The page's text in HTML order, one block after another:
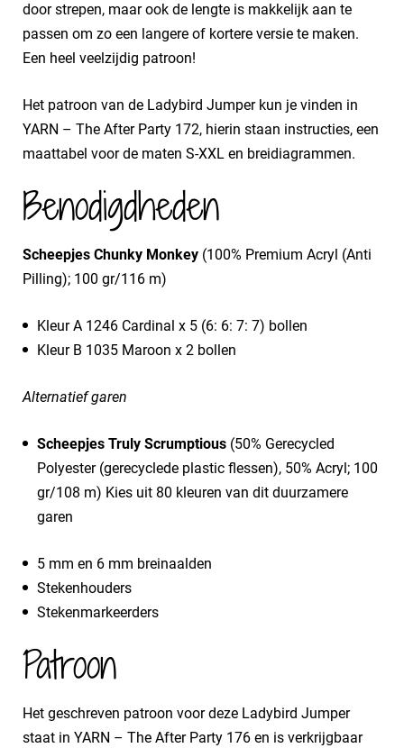
door strepen, maar ook de lengte is makkelijk aan te
passen om zo een langere of kortere versie te maken.
Een heel veelzijdig patroon!
Het patroon van de Ladybird Jumper kun je vinden in
YARN – The After Party 172, hierin staan instructies, een
maattabel voor de maten S-XXL en breidiagrammen.
Benodigdheden
Scheepjes Chunky Monkey (100% Premium Acryl (Anti
Pilling); 100 gr/116 m)
Kleur A 1246 Cardinal x 5 (6: 6: 7: 7) bollen
Kleur B 1035 Maroon x 2 bollen
Alternatief garen
Scheepjes Truly Scrumptious (50% Gerecycled
Polyester (gerecyclede plastic flessen), 50% Acryl; 100
gr/108 m) Kies uit 80 kleuren van dit duurzamere
garen
5 mm en 6 mm breinaalden
Stekenhouders
Stekenmarkeerders
Patroon
Het geschreven patroon voor deze Ladybird Jumper
staat in YARN – The After Party 176 en is verkrijgbaar